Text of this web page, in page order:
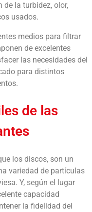
la turbidez, olor,
usados.
medios para filtrar
de excelentes
las necesidades del
para distintos
de las
los discos, son un
variedad de partículas
Y, según el lugar
capacidad
la fidelidad del